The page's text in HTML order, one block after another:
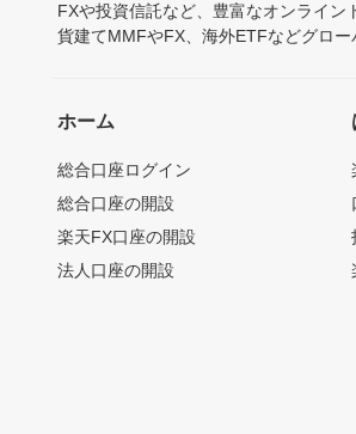
FXや投資信託など、豊富なオンライ
貨建てMMFやFX、海外ETFなどグロ
ホーム
総合口座ログイン
総合口座の開設
楽天FX口座の開設
法人口座の開設